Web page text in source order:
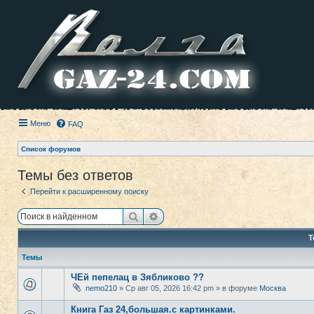
Меню FAQ
Список форумов
Темы без ответов
Перейти к расширенному поиску
ПоискРасширенный поиск
Темы
ЧЕй пепелац в Зябликово ??
nemo210 » Ср авг 05, 2026 16:42 pm » в форуме Москва
Книга Газ 24,большая.с картинками.